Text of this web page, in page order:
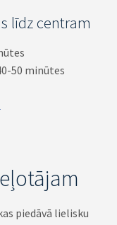
līdz centram
50 minūtes
piedāvā lielisku